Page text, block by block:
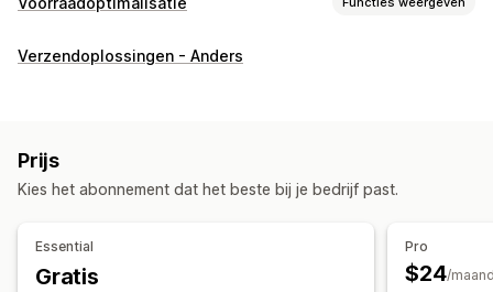
Voorraadbeheer
Importeren en exporteren
Workflow-automatisering Meerdere kanalen
Bestellingenbeheer
Backorders
Verzendoplossingen - Anders
Prijs
Kies het abonnement dat het beste bij je bedrijf past.
Essential
Gratis
Pro
$24/